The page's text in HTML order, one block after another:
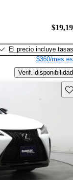
El precio incluye tasas
$360/mes
Verif. disponibilidad